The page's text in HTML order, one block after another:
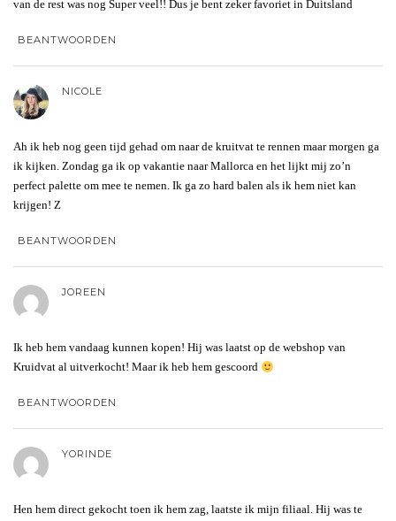
van de rest was nog Super veel!! Dus je bent zeker favoriet in Duitsland
BEANTWOORDEN
NICOLE
Ah ik heb nog geen tijd gehad om naar de kruitvat te rennen maar morgen ga
ik kijken. Zondag ga ik op vakantie naar Mallorca en het lijkt mij zo’n
perfect palette om mee te nemen. Ik ga zo hard balen als ik hem niet kan
krijgen! Z
BEANTWOORDEN
JOREEN
Ik heb hem vandaag kunnen kopen! Hij was laatst op de webshop van
Kruidvat al uitverkocht! Maar ik heb hem gescoord
BEANTWOORDEN
YORINDE
Hen hem direct gekocht toen ik hem zag, laatste ik mijn filiaal. Hij was te